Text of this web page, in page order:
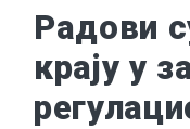
Радови
крају у